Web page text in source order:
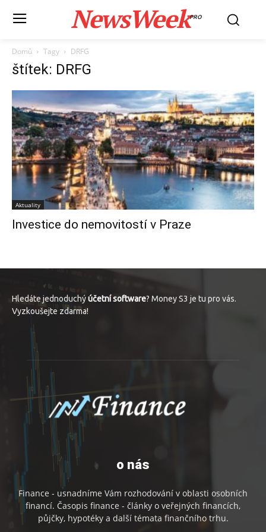
NewsWeekPRO
Domů Tagy DRFG
štítek: DRFG
Aktuality
Investice do nemovitostí v Praze
Hledáte jednoduchýúčetní software? Money S3 je tu pro vás.
Vyzkoušejte zdarma!
o nás
Finance - usnadníme Vám rozhodování v oblasti osobních
financí. Časopis finance - články o veřejných financích,
půjčky, hypotéky a další témata finančního trhu.